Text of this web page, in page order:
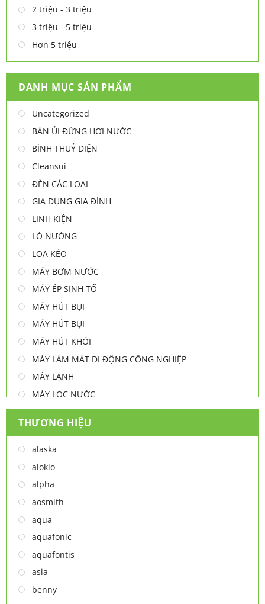
2 triệu - 3 triệu
3 triệu - 5 triệu
Hơn 5 triệu
DANH MỤC SẢN PHẨM
Uncategorized
BÀN ỦI ĐỨNG HƠI NƯỚC
BÌNH THUỶ ĐIỆN
Cleansui
ĐÈN CÁC LOẠI
GIA DỤNG GIA ĐÌNH
LINH KIỆN
LÒ NƯỚNG
LOA KÉO
MÁY BƠM NƯỚC
MÁY ÉP SINH TỐ
MÁY HÚT BỤI
MÁY HÚT BỤI
MÁY HÚT KHÓI
MÁY LÀM MÁT DI ĐỘNG CÔNG NGHIỆP
MÁY LẠNH
MÁY LỌC NƯỚC
MÁY NƯỚC NÓNG
MÁY NƯỚC NÓNG - LẠNH
MÁY SẤY TAY
MÁY XAY ĐA NĂNG
NỒI CHIÊN
NỒI CHIÊN
Thiết bị lọc nước
TỦ ĐÔNG
TỦ MÁT
TỦ RƯỢU
LÒ VI SÓNG
THƯƠNG HIỆU
alaska
alokio
alpha
aosmith
aqua
aquafonic
aquafontis
asia
benny